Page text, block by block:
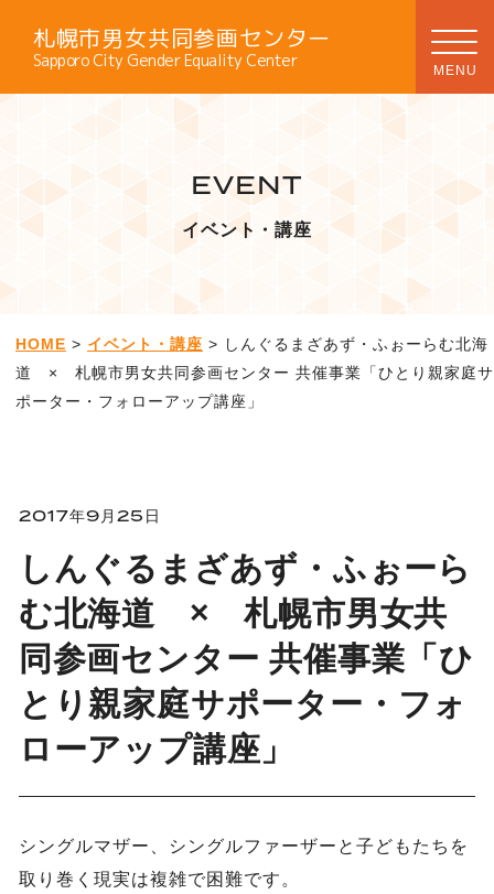
札幌市男女共同参画センター
Sapporo City Gender Equality Center
EVENT
イベント・講座
HOME > イベント・講座 > しんぐるまざあず・ふぉーらむ北海
道 × 札幌市男女共同参画センター 共催事業「ひとり親家庭サ
ポーター・フォローアップ講座」
しんぐるまざあず・ふぉーら
む北海道 × 札幌市男女共
同参画センター 共催事業「ひ
とり親家庭サポーター・フォ
ローアップ講座」
2017年9月25日
シングルマザー、シングルファーザーと子どもたちを
取り巻く現実は複雑で困難です。